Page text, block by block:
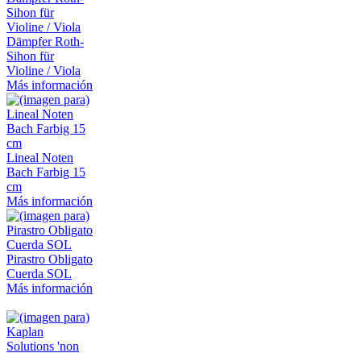
Dämpfer Roth-
Sihon für
Violine / Viola
Más información
Lineal Noten
Bach Farbig 15
cm
Más información
Pirastro Obligato
Cuerda SOL
Más información